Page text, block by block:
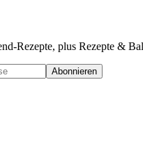
Rezepte, plus Rezepte &
Abonnieren